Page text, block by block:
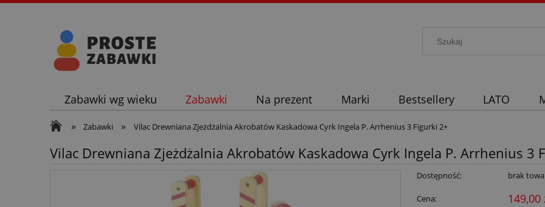
Zabawki wg wieku Zabawki Na prezent Marki Bestsellery LATO
» Zabawki » Vilac Drewniana Zjeżdżalnia Akrobatów Kaskadowa Cyrk Ingela P. Arrhenius 3 Figurki 2+
Vilac Drewniana Zjeżdżalnia Akrobatów Kaskadowa Cyrk Ingela P. Arrhenius 3
Dostępność: brak
Cena: 149,00